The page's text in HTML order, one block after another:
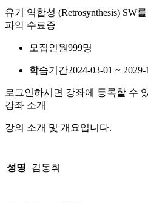
유기 역합성 (Retrosynthesis) SW
파악 수료증
모집인원999명
학습기간2024-03-01 ~ 2029-
로그인하시면 강좌에 등록할 수
강좌 소개
강의 소개 및 개요입니다.
성명 김동휘